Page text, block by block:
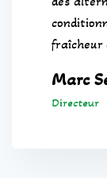
fraîcheur
Marc
Directeur